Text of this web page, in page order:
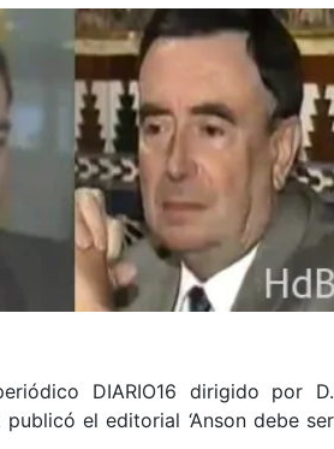
DIARIO16 dirigido por D.
publicó el editorial ‘Anson debe ser